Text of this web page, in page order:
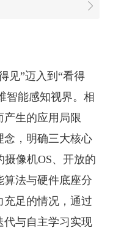
见”迈入到“看得
智能感知视界。相
产生的应用局限
念，明确三大核心
像机OS、开放的
法与硬件底座分
足的情况，通过
代与自主学习实现